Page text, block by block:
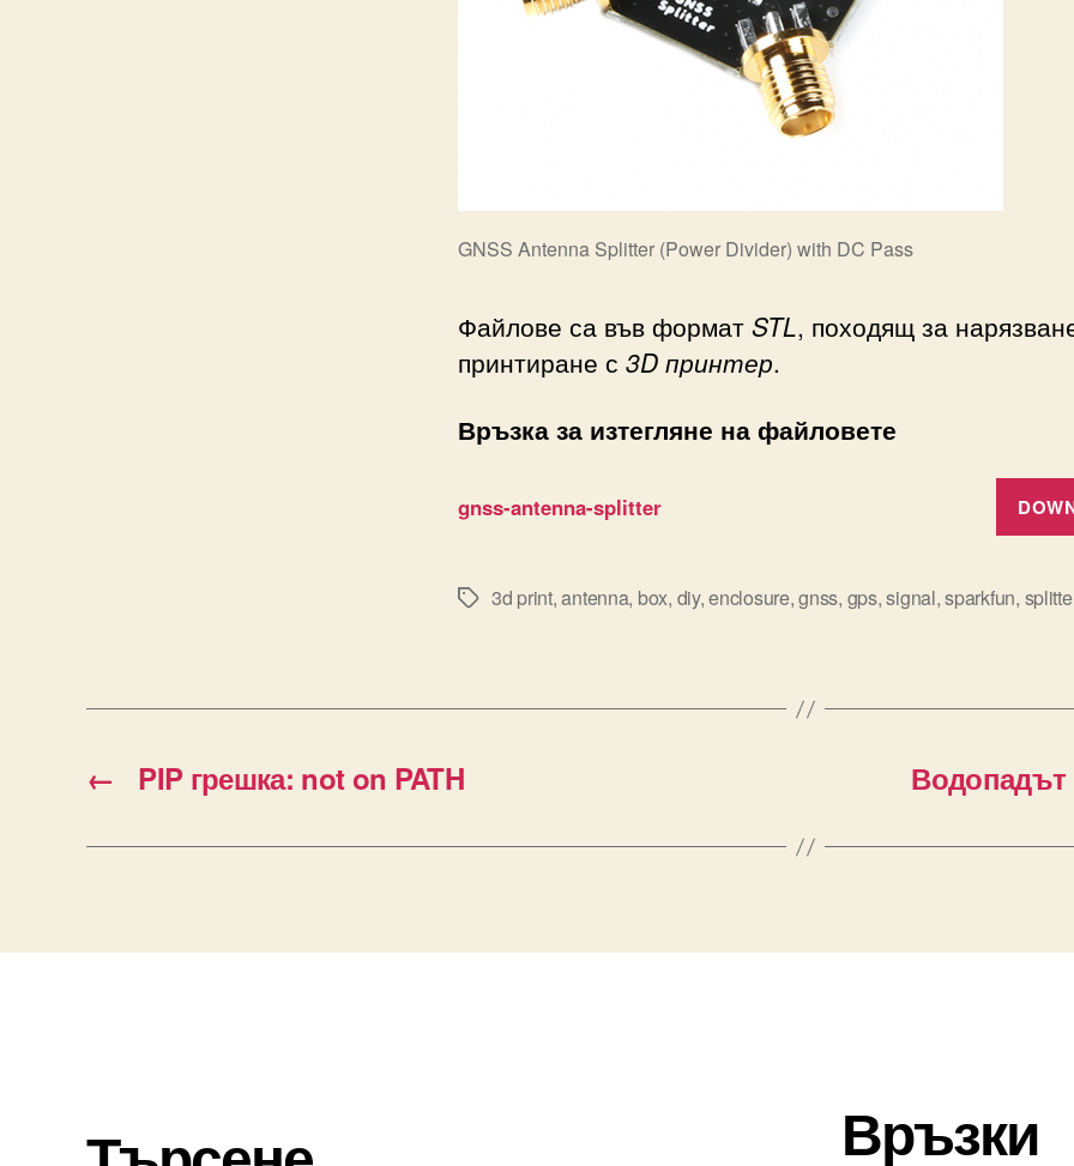
GNSS Antenna Splitter (Power Divider) with DC Pass
Файлове са във формат STL, походящ за
принтиране с 3D принтер.
Връзка за изтегляне на файловете
gnss-antenna-splitter
Tags3d print,antenna, box, diy,enclosure,gnss, gps,signal,sparkfun,
← PIP грешка: not on PATH Водопадът
Връзки